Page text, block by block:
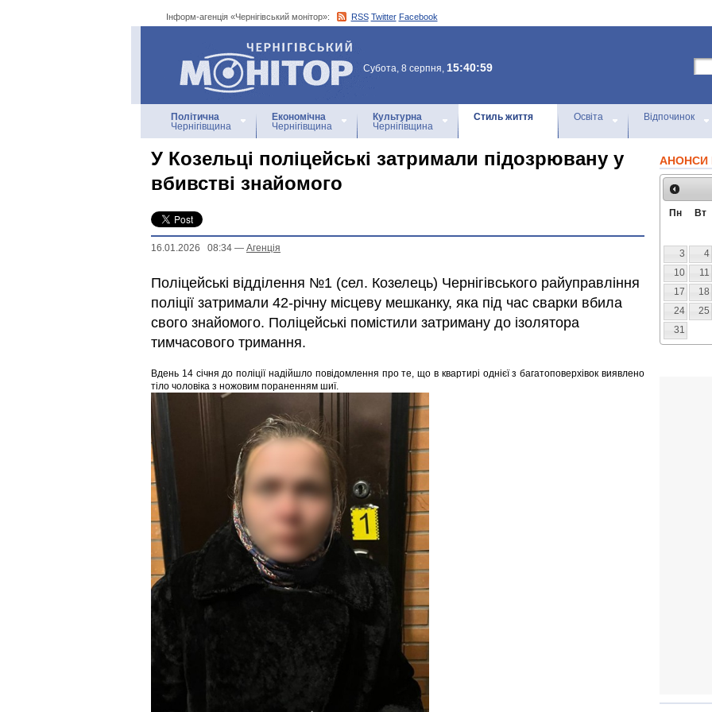
Інформ-агенція «Чернігівський монітор»: RSS Twitter Facebook
Інформ-агенція
«Чернігівський монітор»
Субота, 8 серпня, 15:40:59
Політична
Чернігівщина
Економічна
Чернігівщина
Культурна
Чернігівщина
Стиль життя Освіта Відпочинок
У Козельці поліцейські затримали підозрювану у
вбивстві знайомого
16.01.2026 08:34 — Агенцiя
Поліцейські відділення №1 (сел. Козелець) Чернігівського райуправління
поліції затримали 42-річну місцеву мешканку, яка під час сварки вбила
свого знайомого. Поліцейські помістили затриману до ізолятора
тимчасового тримання.
Вдень 14 січня до поліції надійшло повідомлення про те, що в квартирі однієї з багатоповерхівок виявлено
тіло чоловіка з ножовим пораненням шиї.
АНОНСИ
Пн Вт
3
4
10
11
17
18
24
25
31